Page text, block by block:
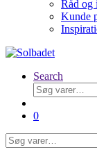
Råd og
Kunde
Search
Søg
efter:
0
Søg